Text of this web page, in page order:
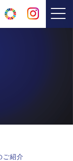
ご紹介